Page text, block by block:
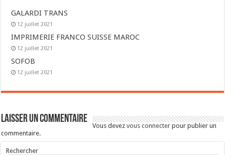
GALARDI TRANS
12 juillet 2021
IMPRIMERIE FRANCO SUISSE MAROC
12 juillet 2021
SOFOB
12 juillet 2021
Laisser un commentaire
Vous devezvous connecter pour publier un
commentaire.
Rechercher